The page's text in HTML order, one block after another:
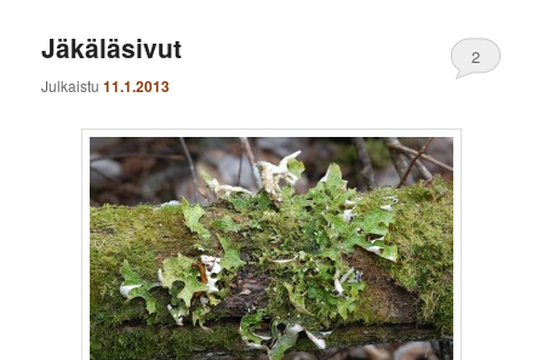
Jäkäläsivut
Julkaistu11.1.2013
2